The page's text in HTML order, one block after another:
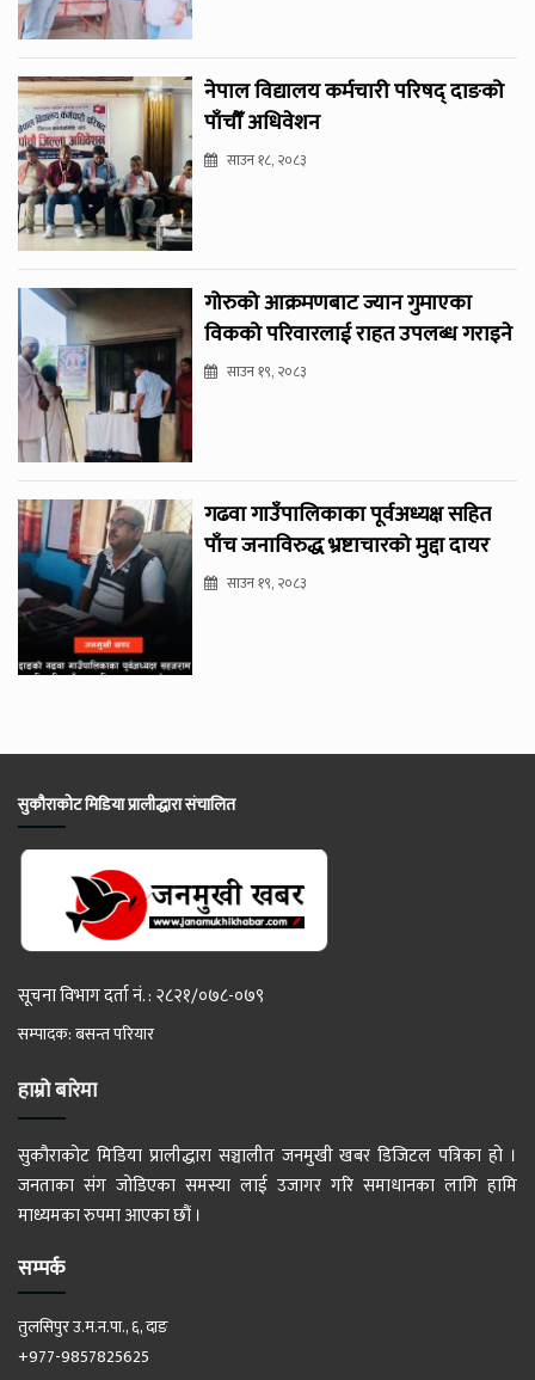
नेपाल विद्यालय कर्मचारी परिषद् दाङको
पाँचौँ अधिवेशन
साउन १८, २०८३
गोरुको आक्रमणबाट ज्यान गुमाएका
विकको परिवारलाई राहत उपलब्ध गराइने
साउन १९, २०८३
गढवा गाउँपालिकाका पूर्वअध्यक्ष सहित
पाँच जनाविरुद्ध भ्रष्टाचारको मुद्दा दायर
साउन १९, २०८३
सुकौराकोट मिडिया प्रालीद्धारा संचालित
सूचना विभाग दर्ता नं. : २८२१/०७८-०७९
सम्पादक: बसन्त परियार
हाम्रो बारेमा
सुकौराकोट मिडिया प्रालीद्धारा सञ्चालीत जनमुखी खबर डिजिटल पत्रिका हो ।
जनताका संग जोडिएका समस्या लाई उजागर गरि समाधानका लागि हामि
माध्यमका रुपमा आएका छौं ।
सम्पर्क
तुलसिपुर उ.म.न.पा., ६, दाङ
+977-9857825625